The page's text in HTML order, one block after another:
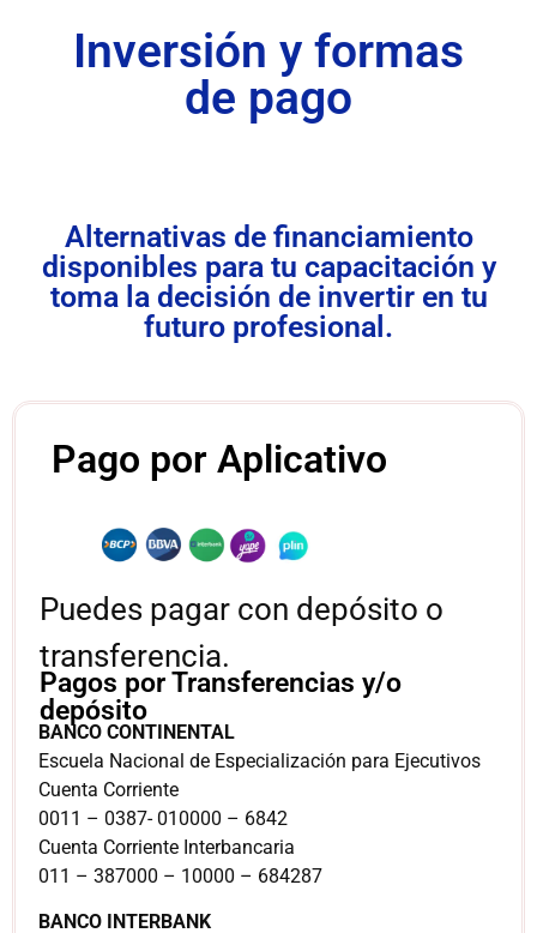
Inversión y formas
de pago
Alternativas de financiamiento
disponibles para tu capacitación y
toma la decisión de invertir en tu
futuro profesional.
Pago por Aplicativo
Puedes pagar con depósito o
transferencia.
BANCO CONTINENTAL
Escuela Nacional de Especialización para Ejecutivos
Cuenta Corriente
0011 – 0387- 010000 – 6842
Cuenta Corriente Interbancaria
011 – 387000 – 10000 – 684287
BANCO INTERBANK
Pagos por Transferencias y/o
depósito